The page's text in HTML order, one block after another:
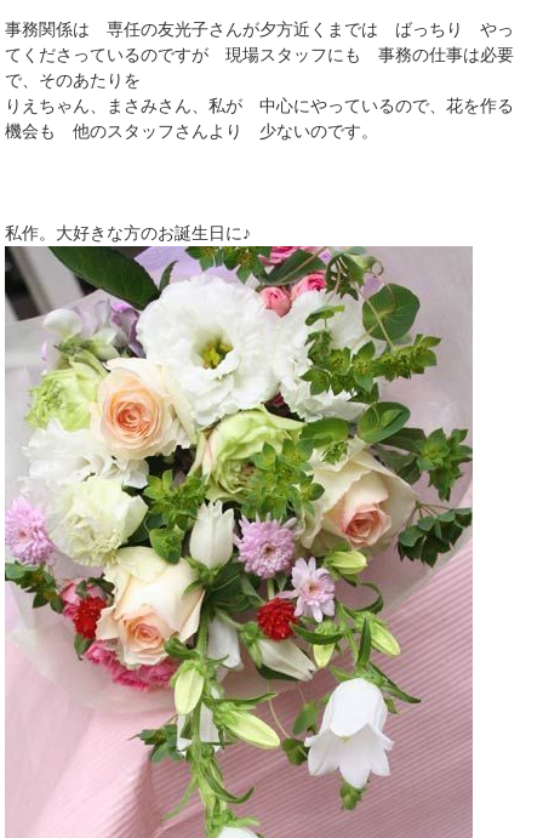
事務関係は 専任の友光子さんが夕方近くまでは ばっちり やっ
てくださっているのですが 現場スタッフにも 事務の仕事は必要
で、そのあたりを
りえちゃん、まさみさん、私が 中心にやっているので、花を作る
機会も 他のスタッフさんより 少ないのです。
私作。大好きな方のお誕生日に♪